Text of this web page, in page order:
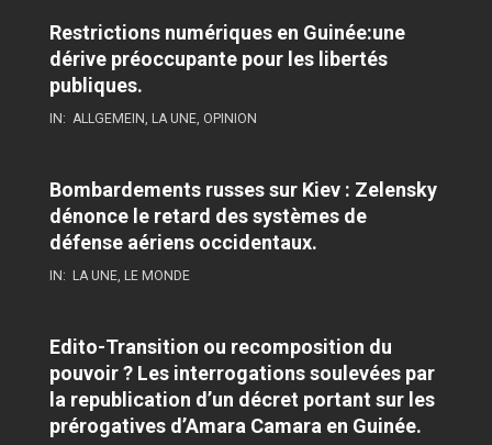
Restrictions numériques en Guinée:une
dérive préoccupante pour les libertés
publiques.
IN: ALLGEMEIN, LA UNE, OPINION
Bombardements russes sur Kiev : Zelensky
dénonce le retard des systèmes de
défense aériens occidentaux.
IN: LA UNE, LE MONDE
Edito-Transition ou recomposition du
pouvoir ? Les interrogations soulevées par
la republication d’un décret portant sur les
prérogatives d’Amara Camara en Guinée.